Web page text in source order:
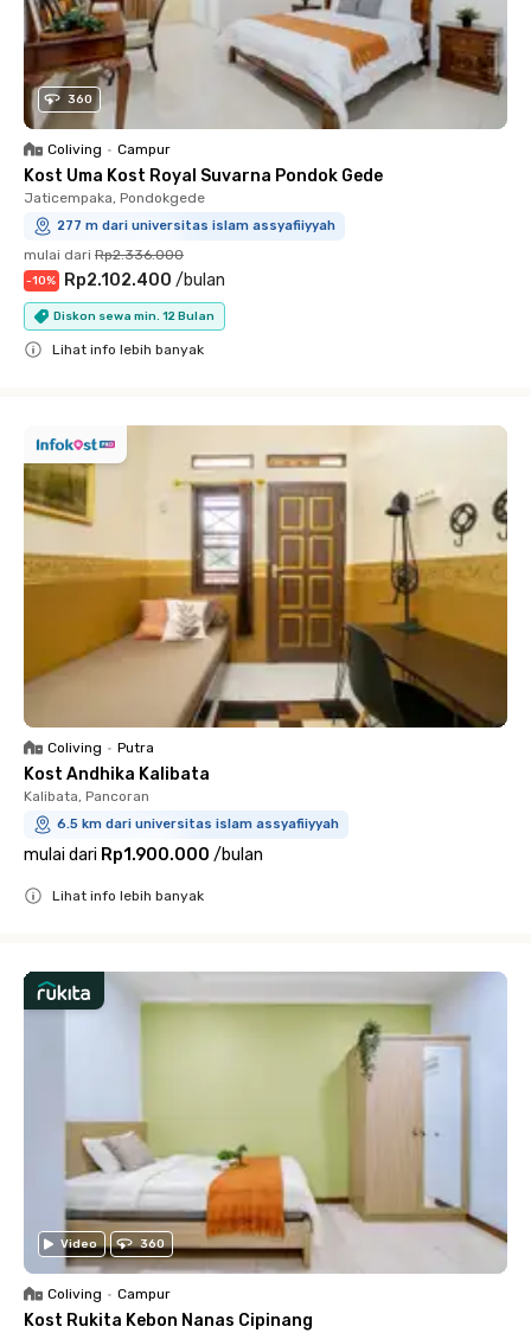
360
Coliving • Campur
Kost Uma Kost Royal Suvarna Pondok Gede
Jaticempaka, Pondokgede
277 m dari universitas islam assyafiiyyah
mulai dari Rp2.336.000
-10% Rp2.102.400 /bulan
Diskon sewa min. 12 Bulan
Lihat info lebih banyak
Coliving • Putra
Kost Andhika Kalibata
Kalibata, Pancoran
6.5 km dari universitas islam assyafiiyyah
mulai dari Rp1.900.000 /bulan
Lihat info lebih banyak
Video 360
Coliving • Campur
Kost Rukita Kebon Nanas Cipinang